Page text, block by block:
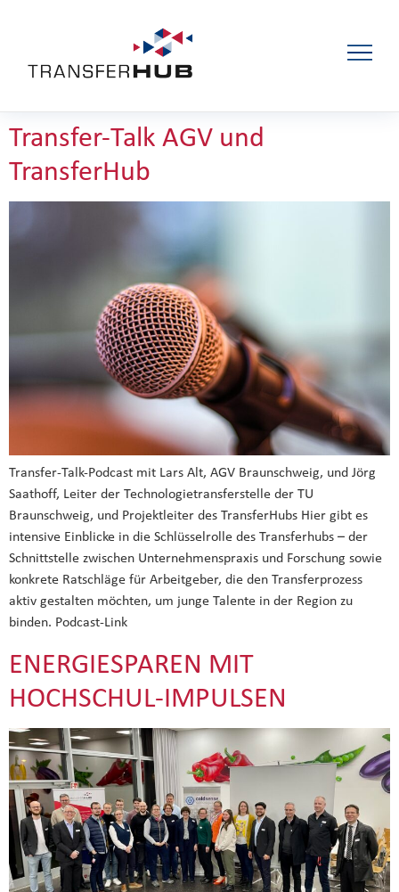
Transfer-Talk AGV und
TransferHub
Transfer-Talk-Podcast mit Lars Alt, AGV Braunschweig, und Jörg
Saathoff, Leiter der Technologietransferstelle der TU
Braunschweig, und Projektleiter des TransferHubs Hier gibt es
intensive Einblicke in die Schlüsselrolle des Transferhubs – der
Schnittstelle zwischen Unternehmenspraxis und Forschung sowie
konkrete Ratschläge für Arbeitgeber, die den Transferprozess
aktiv gestalten möchten, um junge Talente in der Region zu
binden. Podcast-Link
ENERGIESPAREN MIT
HOCHSCHUL-IMPULSEN